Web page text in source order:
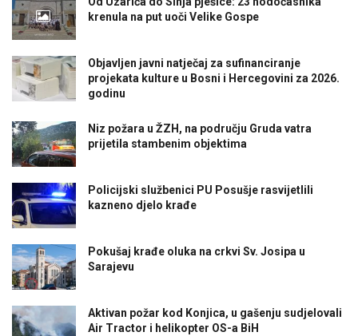
krenula na put uoči Velike Gospe
Objavljen javni natječaj za sufinanciranje
projekata kulture u Bosni i Hercegovini za 2026.
godinu
Niz požara u ŽZH, na području Gruda vatra
prijetila stambenim objektima
Policijski službenici PU Posušje rasvijetlili
kazneno djelo krađe
Pokušaj krađe oluka na crkvi Sv. Josipa u
Sarajevu
Aktivan požar kod Konjica, u gašenju sudjelovali
Air Tractor i helikopter OS-a BiH